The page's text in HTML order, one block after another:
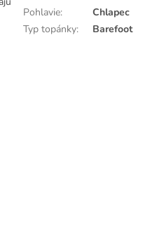
Pohlavie:
Chlapec
Typ topánky: Barefoot